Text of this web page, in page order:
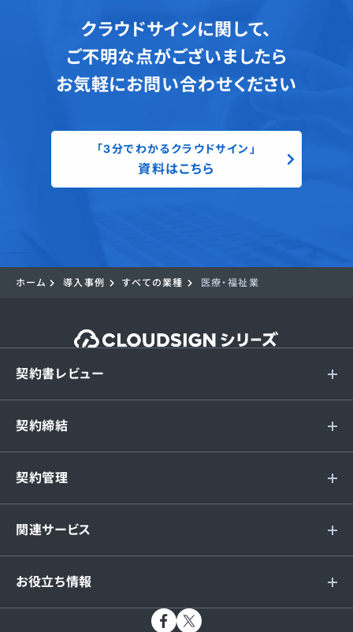
クラウドサインに関して、
ご不明な点がございましたら
お気軽にお問い合わせください
「3分でわかるクラウドサイン」
資料はこちら
ホーム 導入事例 すべての業種 医療・福祉業
契約書レビュー
契約締結
契約管理
関連サービス
お役立ち情報